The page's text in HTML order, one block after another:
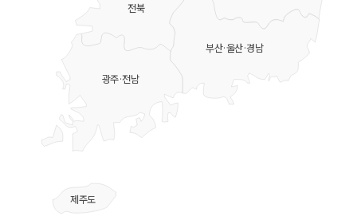
부산·울산·경남
전북
광주·전남
제주도